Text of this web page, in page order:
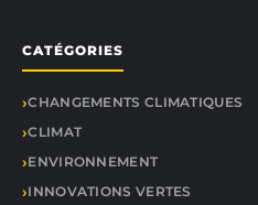
CATÉGORIES
CHANGEMENTS CLIMATIQUES
CLIMAT
ENVIRONNEMENT
INNOVATIONS VERTES